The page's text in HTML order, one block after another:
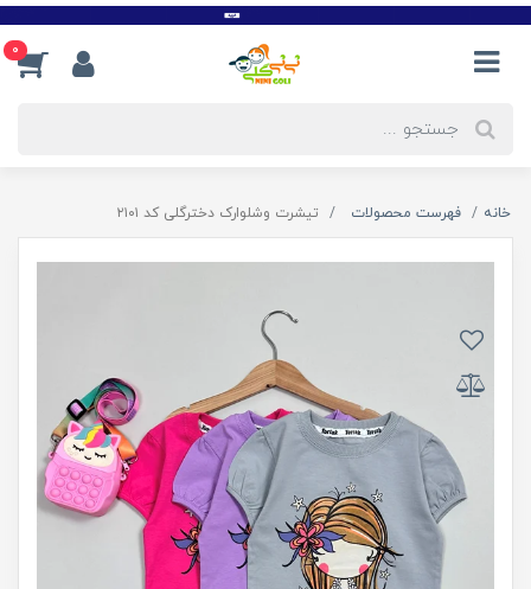
0
خانه فهرست محصولات تیشرت وشلوارک دخترگلی کد ۲۱۰۱